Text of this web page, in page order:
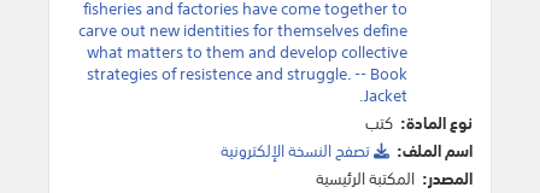
fisheries and factories have come together to
carve out new identities for themselves define
what matters to them and develop collective
strategies of resistence and struggle. -- Book
Jacket.
نوع المادة: كتب
اسم الملف:
تصفح النسخة اﻹلكترونية
المصدر: المكتبة الرئيسية